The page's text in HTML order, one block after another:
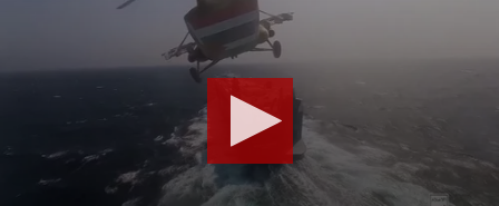
seconds